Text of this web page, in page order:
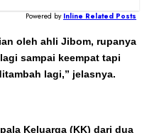
Powered by Inline Related Posts
oleh ahli Jibom, rupanya
sampai keempat tapi
lagi,” jelasnya.
Keluarga (KK) dari dua